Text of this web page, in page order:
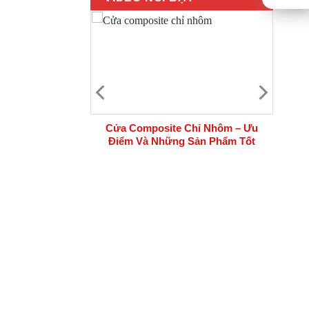
Cửa Composite Chỉ Nhôm – Ưu
Điểm Và Những Sản Phẩm Tốt